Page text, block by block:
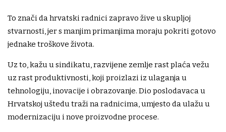
To znači da hrvatski radnici zapravo žive u skupljoj
stvarnosti, jer s manjim primanjima moraju pokriti gotovo
jednake troškove života.
Uz to, kažu u sindikatu, razvijene zemlje rast plaća vežu
uz rast produktivnosti, koji proizlazi iz ulaganja u
tehnologiju, inovacije i obrazovanje. Dio poslodavaca u
Hrvatskoj uštedu traži na radnicima, umjesto da ulažu u
modernizaciju i nove proizvodne procese.